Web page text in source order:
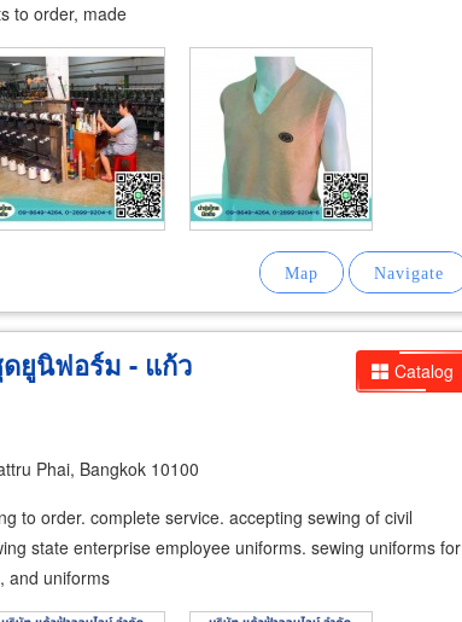
to order, made
Catalog
ยูนิฟอร์ม - แก้ว
Phai, Bangkok 10100
to order. complete service. accepting sewing of civil
state enterprise employee uniforms. sewing uniforms for
and uniforms